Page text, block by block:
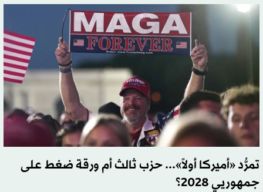
تمرُّد «أميركا أولاً»... حزب ثالث أم ورقة ضغط على
جمهوريي 2028؟